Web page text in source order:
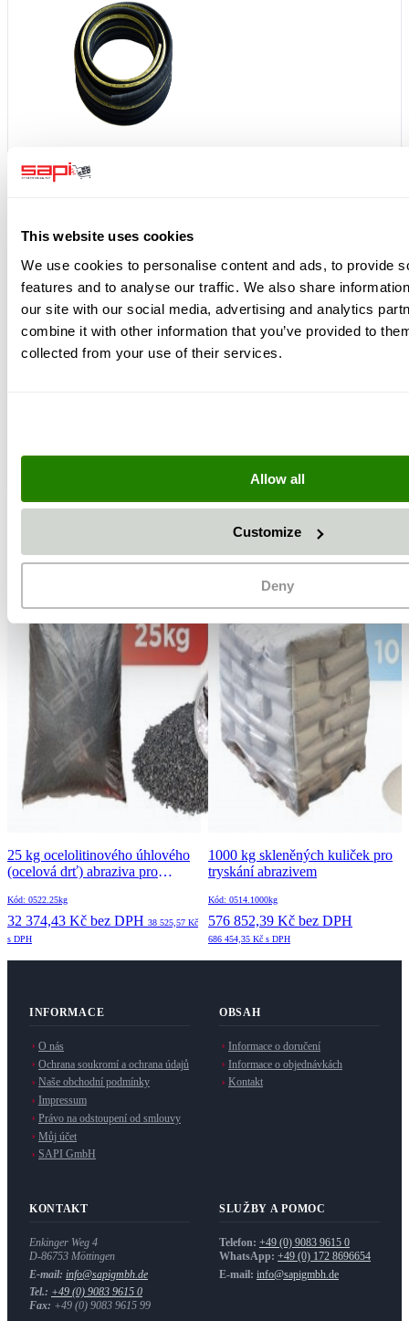
This website uses cookies
We use cookies to personalise content and ads, to provide
features and to analyse our traffic. We also share
our site with our social media, advertising and analytics
combine it with other information that you’ve provided to
collected from your use of their services.
Allow all
Customize
Deny
+
25 kg ocelolitinového úhlového
(ocelová drť) abraziva pro
Kód: 0522.25kg
32 374,43 Kč bez DPH 38 525,57 Kč
s DPH
1000 kg skleněných kuliček pro
tryskání abrazivem
Kód: 0514.1000kg
576 852,39 Kč bez DPH
686 454,35 Kč s DPH
INFORMACE
O nás
Ochrana soukromí a ochrana údajů
Naše obchodní podmínky
Impressum
Právo na odstoupení od smlouvy
Můj účet
SAPI GmbH
OBSAH
Informace o doručení
Informace o objednávkách
Kontakt
KONTAKT
Enkinger Weg 4
D-86753 Möttingen
E-mail: info@sapigmbh.de
Tel.: +49 (0) 9083 9615 0
Fax: +49 (0) 9083 9615 99
SLUŽBY A POMOC
Telefon: +49 (0) 9083 9615 0
WhatsApp: +49 (0) 172 8696654
E-mail: info@sapigmbh.de